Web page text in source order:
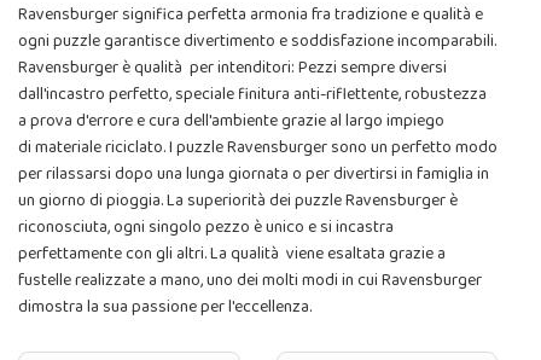
Ravensburger significa perfetta armonia fra tradizione e qualità e
ogni puzzle garantisce divertimento e soddisfazione incomparabili.
Ravensburger è qualità per intenditori: Pezzi sempre diversi
dall'incastro perfetto, speciale finitura anti-riflettente, robustezza
a prova d'errore e cura dell'ambiente grazie al largo impiego
di materiale riciclato. I puzzle Ravensburger sono un perfetto modo
per rilassarsi dopo una lunga giornata o per divertirsi in famiglia in
un giorno di pioggia. La superiorità dei puzzle Ravensburger è
riconosciuta, ogni singolo pezzo è unico e si incastra
perfettamente con gli altri. La qualità viene esaltata grazie a
fustelle realizzate a mano, uno dei molti modi in cui Ravensburger
dimostra la sua passione per l'eccellenza.